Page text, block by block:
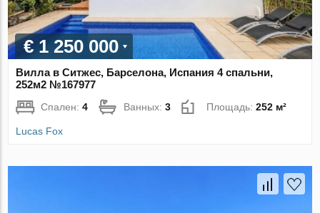
€ 1 250 000
Вилла в Ситжес, Барселона, Испания 4 спальни,
252м2 №167977
Спален:4 Ванных:3 Площадь:252 м²
Lucas Fox